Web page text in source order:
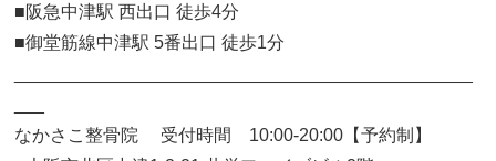
■阪急中津駅 西出口 徒歩4分
■御堂筋線中津駅 5番出口 徒歩1分
なかさこ整骨院 受付時間 10:00-20:00【予約制】